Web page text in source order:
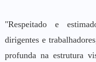
"Respeitado e
dirigentes e
profunda na estrutura